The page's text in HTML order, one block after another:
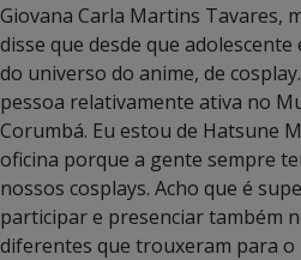
Giovana Carla Martins Tavares,
disse que desde que
do universo do anime, de
pessoa relativamente ativa no
Corumbá. Eu estou de Hatsune
oficina porque a gente sempre
nossos cosplays. Acho que é
participar e presenciar também
diferentes que trouxeram para o